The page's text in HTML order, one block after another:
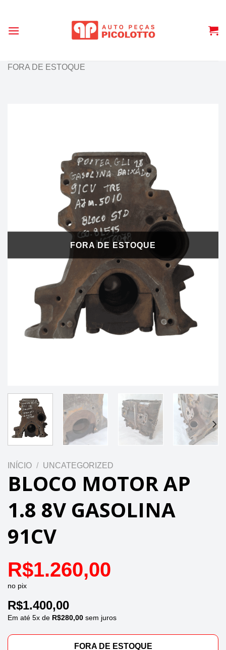
content
FORA DE ESTOQUE
INÍCIO / UNCATEGORIZED
BLOCO MOTOR AP
1.8 8V GASOLINA
91CV
R$1.260,00
no pix
R$1.400,00
Em até 5x de R$280,00 sem juros
FORA DE ESTOQUE